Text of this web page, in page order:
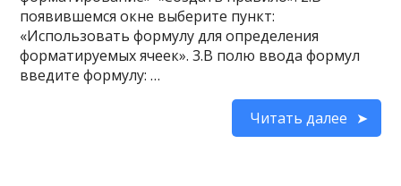
появившемся окне выберите пункт:
«Использовать формулу для определения
форматируемых ячеек». 3.В полю ввода формул
введите формулу: …
Читать далее